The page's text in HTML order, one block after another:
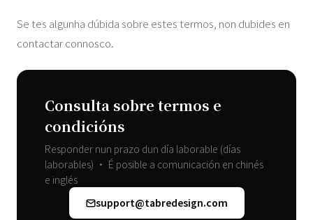
Se tes algunha dúbida sobre estes termos, non dubides en
contactar connosco.
Consulta sobre termos e
condicións
Responder nun prazo dun día laborable (días
laborables) • É posible a comunicación en chinés
e inglés
support@tabredesign.com